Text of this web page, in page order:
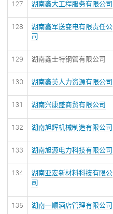
127 湖南鑫大工程服务有限公司
128
湖南鑫军送变电有限责任公
司
129 湖南鑫士特钢管有限公司
130 湖南鑫英人力资源有限公司
131 湖南兴康盛商贸有限公司
132 湖南旭辉机械制造有限公司
133 湖南旭源电力科技有限公司
134
湖南亚宏新材料科技有限公
司
135 湖南一顺酒店管理有限公司